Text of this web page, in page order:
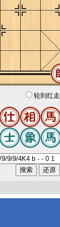
轮到红走